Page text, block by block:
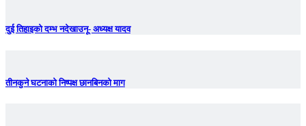
दुई तिहाइको दम्भ नदेखाउनू- अध्यक्ष यादव
तीनकुने घटनाकाे निष्पक्ष छानबिनकाे माग